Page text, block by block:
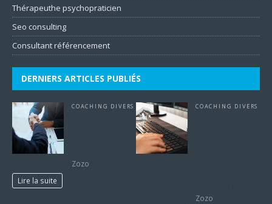
Thérapeuthe psychopraticien
Seo consulting
Consultant référencement
DERNIERS ARTICLES PUBLIÉS
COACHING DIVERS
Zozo
Lire la suite
COACHING DIVERS
Zozo